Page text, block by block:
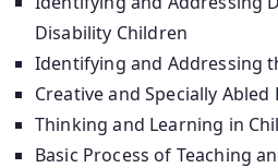
Disability Children
Identifying and Addressing
Creative and Specially Abled
Thinking and Learning in
Basic Process of Teaching